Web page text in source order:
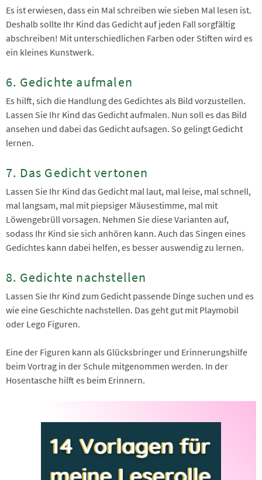
Es ist erwiesen, dass ein Mal schreiben wie sieben Mal lesen ist.
Deshalb sollte Ihr Kind das Gedicht auf jeden Fall sorgfältig
abschreiben! Mit unterschiedlichen Farben oder Stiften wird es
ein kleines Kunstwerk.
6. Gedichte aufmalen
Es hilft, sich die Handlung des Gedichtes als Bild vorzustellen.
Lassen Sie Ihr Kind das Gedicht aufmalen. Nun soll es das Bild
ansehen und dabei das Gedicht aufsagen. So gelingt Gedicht
lernen.
7. Das Gedicht vertonen
Lassen Sie Ihr Kind das Gedicht mal laut, mal leise, mal schnell,
mal langsam, mal mit piepsiger Mäusestimme, mal mit
Löwengebrüll vorsagen. Nehmen Sie diese Varianten auf,
sodass Ihr Kind sie sich anhören kann. Auch das Singen eines
Gedichtes kann dabei helfen, es besser auswendig zu lernen.
8. Gedichte nachstellen
Lassen Sie Ihr Kind zum Gedicht passende Dinge suchen und es
wie eine Geschichte nachstellen. Das geht gut mit Playmobil
oder Lego Figuren.
Eine der Figuren kann als Glücksbringer und Erinnerungshilfe
beim Vortrag in der Schule mitgenommen werden. In der
Hosentasche hilft es beim Erinnern.